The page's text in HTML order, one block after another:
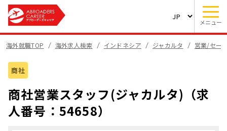
メニュー
海外就職TOP 海外求人検索 インドネシア ジャカルタ 営業/セー
商社
商社営業スタッフ(ジャカルタ)（求
人番号：54658）